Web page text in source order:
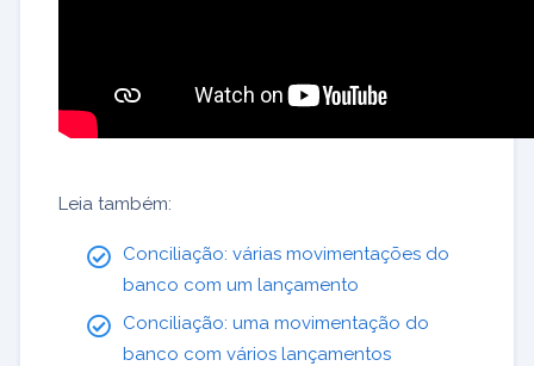
Leia também:
Conciliação: várias movimentações do
banco com um lançamento
Conciliação: uma movimentação do
banco com vários lançamentos